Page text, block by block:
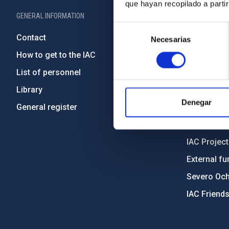
que hayan recopilado a
consentimiento
Necesarias
Denegar
GENERAL INFORMATION
Contact
How to get to the IAC
List of personnel
Library
General register
Legislation
Gender
IAC
External
Severo
IAC Friends